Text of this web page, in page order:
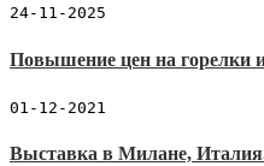
24-11-2025
Повышение цен на горелки
01-12-2021
Выставка в Милане,